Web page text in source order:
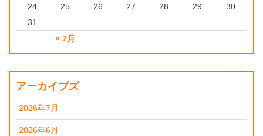
« 7月
24
25 26 27 28 29
30
31
アーカイブズ
2026年7月
2026年6月